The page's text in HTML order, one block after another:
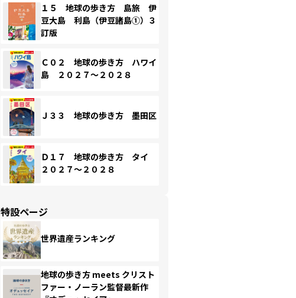
１５ 地球の歩き方 島旅 伊
豆大島 利島（伊豆諸島①）３
訂版
Ｃ０２ 地球の歩き方 ハワイ
島 ２０２７～２０２８
Ｊ３３ 地球の歩き方 墨田区
Ｄ１７ 地球の歩き方 タイ
２０２７～２０２８
特設ページ
世界遺産ランキング
地球の歩き方 meets クリスト
ファー・ノーラン監督最新作